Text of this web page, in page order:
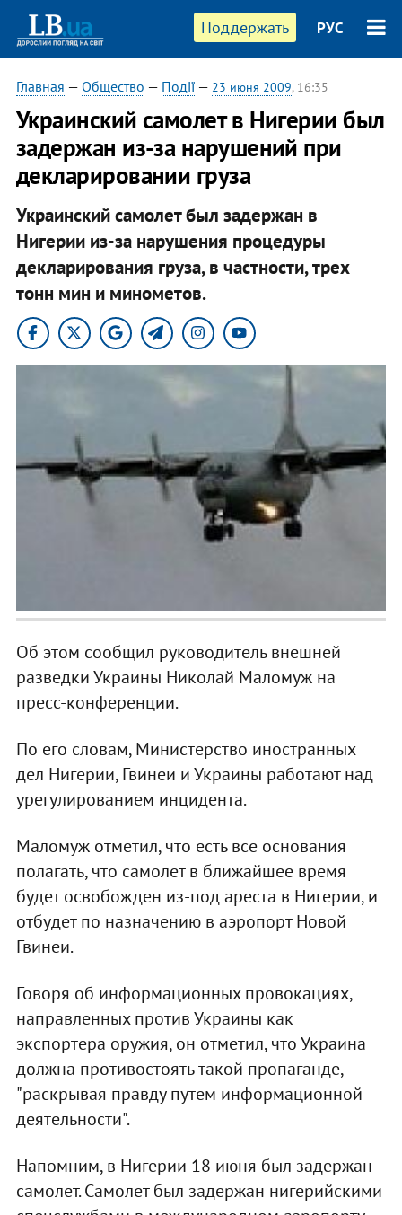
Поддержать РУС
Главная — Общество — Події— 23 июня 2009, 16:35
Украинский самолет в Нигерии был
задержан из-за нарушений при
декларировании груза
Украинский самолет был задержан в
Нигерии из-за нарушения процедуры
декларирования груза, в частности, трех
тонн мин и минометов.
Об этом сообщил руководитель внешней
разведки Украины Николай Маломуж на
пресс-конференции.
По его словам, Министерство иностранных
дел Нигерии, Гвинеи и Украины работают над
урегулированием инцидента.
Маломуж отметил, что есть все основания
полагать, что самолет в ближайшее время
будет освобожден из-под ареста в Нигерии, и
отбудет по назначению в аэропорт Новой
Гвинеи.
Говоря об информационных провокациях,
направленных против Украины как
экспортера оружия, он отметил, что Украина
должна противостоять такой пропаганде,
"раскрывая правду путем информационной
деятельности".
Напомним, в Нигерии 18 июня был задержан
самолет. Самолет был задержан нигерийскими